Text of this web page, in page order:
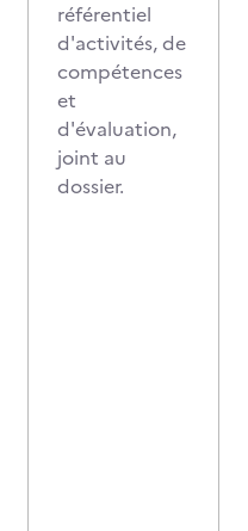
référentiel
d'activités, de
compétences
et
d'évaluation,
joint au
dossier.